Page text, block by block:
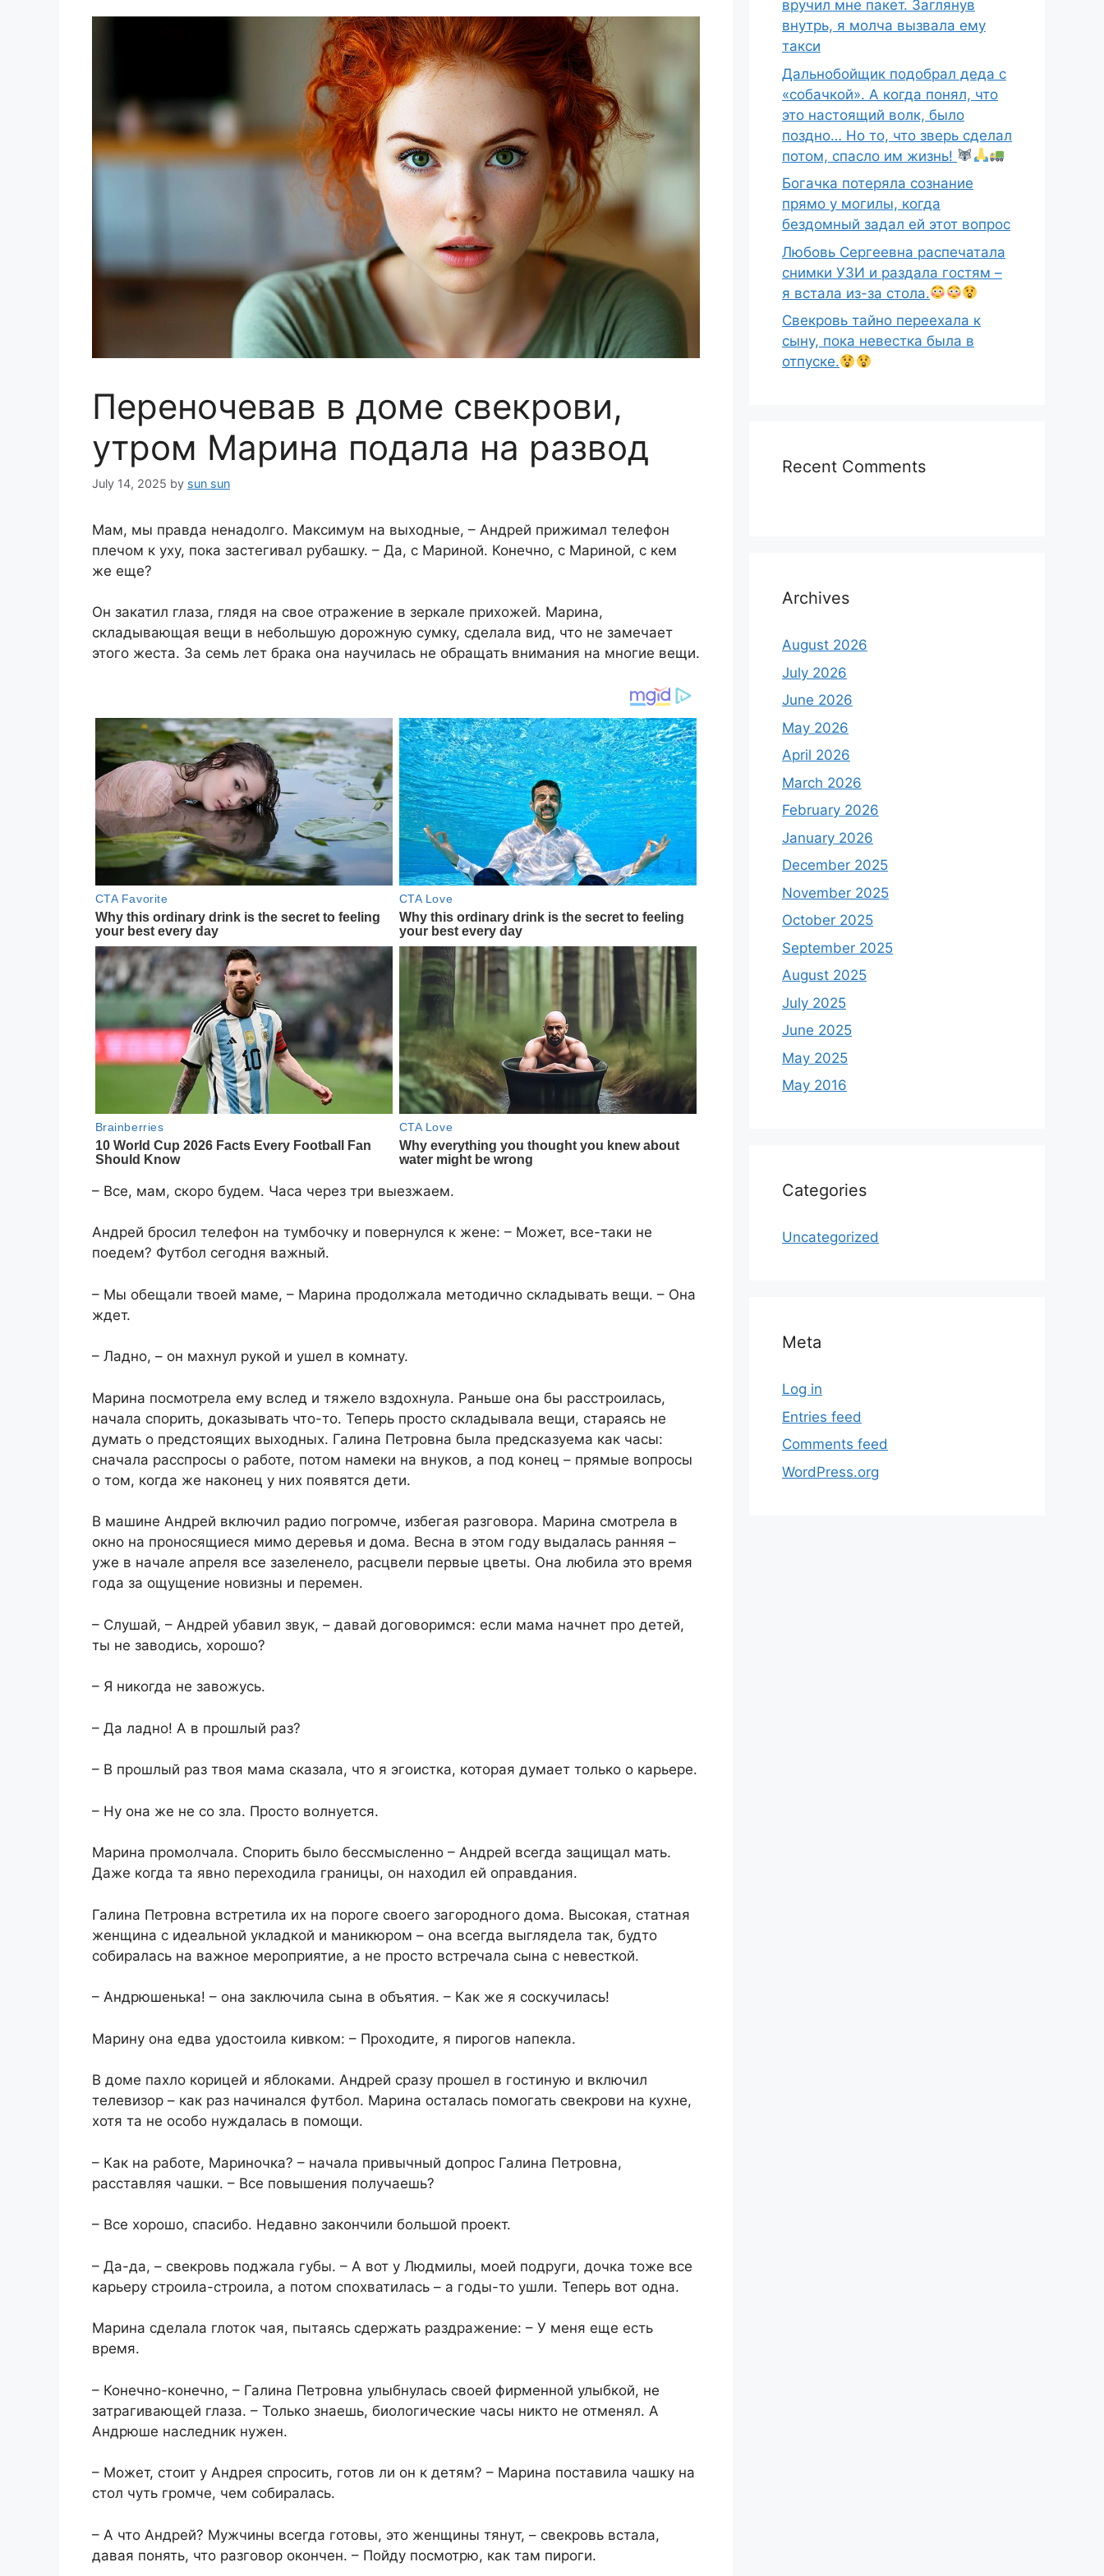
Переночевав в доме свекрови,
утром Марина подала на развод
July 14, 2025 by sun sun
Мам, мы правда ненадолго. Максимум на выходные, – Андрей прижимал телефон
плечом к уху, пока застегивал рубашку. – Да, с Мариной. Конечно, с Мариной, с кем
же еще?
Он закатил глаза, глядя на свое отражение в зеркале прихожей. Марина,
складывающая вещи в небольшую дорожную сумку, сделала вид, что не замечает
этого жеста. За семь лет брака она научилась не обращать внимания на многие вещи.
– Все, мам, скоро будем. Часа через три выезжаем.
Андрей бросил телефон на тумбочку и повернулся к жене: – Может, все-таки не
поедем? Футбол сегодня важный.
– Мы обещали твоей маме, – Марина продолжала методично складывать вещи. – Она
ждет.
– Ладно, – он махнул рукой и ушел в комнату.
Марина посмотрела ему вслед и тяжело вздохнула. Раньше она бы расстроилась,
начала спорить, доказывать что-то. Теперь просто складывала вещи, стараясь не
думать о предстоящих выходных. Галина Петровна была предсказуема как часы:
сначала расспросы о работе, потом намеки на внуков, а под конец – прямые вопросы
о том, когда же наконец у них появятся дети.
В машине Андрей включил радио погромче, избегая разговора. Марина смотрела в
окно на проносящиеся мимо деревья и дома. Весна в этом году выдалась ранняя –
уже в начале апреля все зазеленело, расцвели первые цветы. Она любила это время
года за ощущение новизны и перемен.
– Слушай, – Андрей убавил звук, – давай договоримся: если мама начнет про детей,
ты не заводись, хорошо?
– Я никогда не завожусь.
– Да ладно! А в прошлый раз?
– В прошлый раз твоя мама сказала, что я эгоистка, которая думает только о карьере.
– Ну она же не со зла. Просто волнуется.
Марина промолчала. Спорить было бессмысленно – Андрей всегда защищал мать.
Даже когда та явно переходила границы, он находил ей оправдания.
Галина Петровна встретила их на пороге своего загородного дома. Высокая, статная
женщина с идеальной укладкой и маникюром – она всегда выглядела так, будто
собиралась на важное мероприятие, а не просто встречала сына с невесткой.
– Андрюшенька! – она заключила сына в объятия. – Как же я соскучилась!
Марину она едва удостоила кивком: – Проходите, я пирогов напекла.
В доме пахло корицей и яблоками. Андрей сразу прошел в гостиную и включил
телевизор – как раз начинался футбол. Марина осталась помогать свекрови на кухне,
хотя та не особо нуждалась в помощи.
– Как на работе, Мариночка? – начала привычный допрос Галина Петровна,
расставляя чашки. – Все повышения получаешь?
– Все хорошо, спасибо. Недавно закончили большой проект.
– Да-да, – свекровь поджала губы. – А вот у Людмилы, моей подруги, дочка тоже все
карьеру строила-строила, а потом спохватилась – а годы-то ушли. Теперь вот одна.
Марина сделала глоток чая, пытаясь сдержать раздражение: – У меня еще есть
время.
– Конечно-конечно, – Галина Петровна улыбнулась своей фирменной улыбкой, не
затрагивающей глаза. – Только знаешь, биологические часы никто не отменял. А
Андрюше наследник нужен.
– Может, стоит у Андрея спросить, готов ли он к детям? – Марина поставила чашку на
стол чуть громче, чем собиралась.
– А что Андрей? Мужчины всегда готовы, это женщины тянут, – свекровь встала,
давая понять, что разговор окончен. – Пойду посмотрю, как там пироги.
вручил мне пакет. Заглянув
внутрь, я молча вызвала ему
такси
Дальнобойщик подобрал деда с
«собачкой». А когда понял, что
это настоящий волк, было
поздно… Но то, что зверь сделал
потом, спасло им жизнь!
Богачка потеряла сознание
прямо у могилы, когда
бездомный задал ей этот вопрос
Любовь Сергеевна распечатала
снимки УЗИ и раздала гостям –
я встала из-за стола.
Свекровь тайно переехала к
сыну, пока невестка была в
отпуске.
Recent Comments
Archives
August 2026
July 2026
June 2026
May 2026
April 2026
March 2026
February 2026
January 2026
December 2025
November 2025
October 2025
September 2025
August 2025
July 2025
June 2025
May 2025
May 2016
Categories
Uncategorized
Meta
Log in
Entries feed
Comments feed
WordPress.org